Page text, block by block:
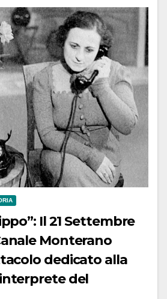
Il 21 Settembre
Monterano
dedicato alla
del